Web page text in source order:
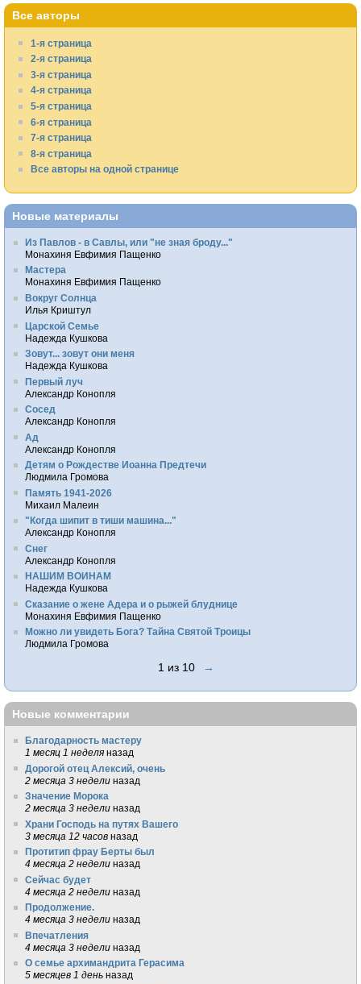
Все авторы
1-я страница
2-я страница
3-я страница
4-я страница
5-я страница
6-я страница
7-я страница
8-я страница
Все авторы на одной странице
Новые материалы
Из Павлов - в Савлы, или "не зная броду..."
Монахиня Евфимия Пащенко
Мастера
Монахиня Евфимия Пащенко
Вокруг Солнца
Илья Криштул
Царской Семье
Надежда Кушкова
Зовут... зовут они меня
Надежда Кушкова
Первый луч
Александр Конопля
Сосед
Александр Конопля
Ад
Александр Конопля
Детям о Рождестве Иоанна Предтечи
Людмила Громова
Память 1941-2026
Михаил Малеин
"Когда шипит в тиши машина..."
Александр Конопля
Снег
Александр Конопля
НАШИМ ВОИНАМ
Надежда Кушкова
Сказание о жене Адера и о рыжей блуднице
Монахиня Евфимия Пащенко
Можно ли увидеть Бога? Тайна Святой Троицы
Людмила Громова
1 из 10 →
Новые комментарии
Благодарность мастеру
1 месяц 1 неделя назад
Дорогой отец Алексий, очень
2 месяца 3 недели назад
Значение Морока
2 месяца 3 недели назад
Храни Господь на путях Вашего
3 месяца 12 часов назад
Протитип фрау Берты был
4 месяца 2 недели назад
Сейчас будет
4 месяца 2 недели назад
Продолжение.
4 месяца 3 недели назад
Впечатления
4 месяца 3 недели назад
О семье архимандрита Герасима
5 месяцев 1 день назад